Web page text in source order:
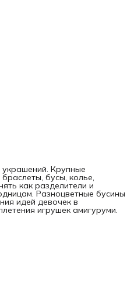
украшений. Крупные
бусы, колье,
как разделители и
Разноцветные бусины
идей девочек в
игрушек амигуруми.